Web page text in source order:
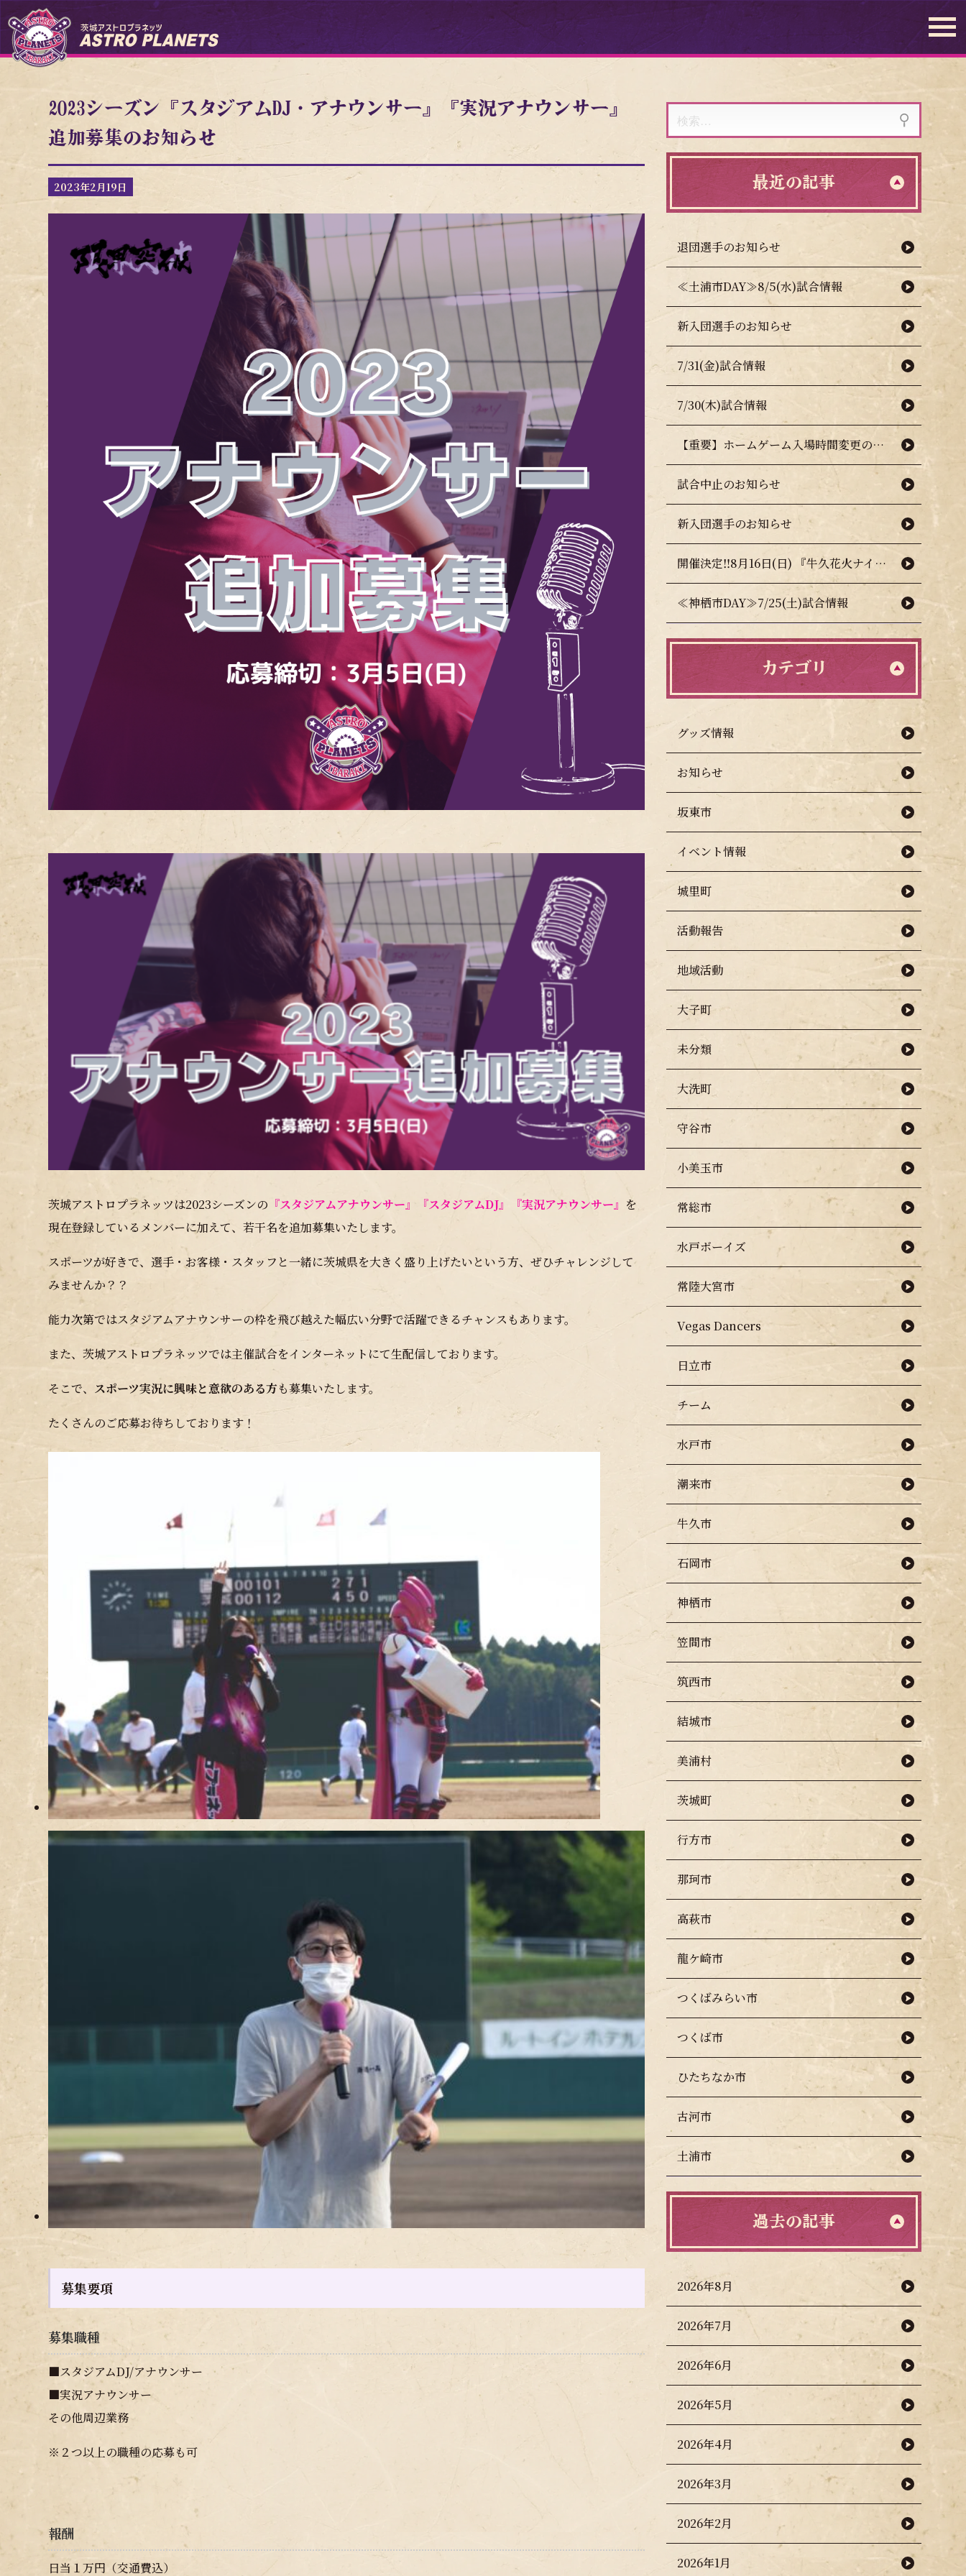
2023シーズン『スタジアムDJ・アナウンサー』『実況アナウンサー』
追加募集のお知らせ
2023年2月19日
茨城アストロプラネッツは2023シーズンの 『スタジアムアナウンサー』『スタジアムDJ』『実況アナウンサー』 を
現在登録しているメンバーに加えて、若干名を追加募集いたします。
スポーツが好きで、選手・お客様・スタッフと一緒に茨城県を大きく盛り上げたいという方、ぜひチャレンジして
みませんか？？
能力次第ではスタジアムアナウンサーの枠を飛び越えた幅広い分野で活躍できるチャンスもあります。
また、茨城アストロプラネッツでは主催試合をインターネットにて生配信しております。
そこで、 スポーツ実況に興味と意欲のある方も募集いたします。
たくさんのご応募お待ちしております！
募集要項
募集職種
■スタジアムDJ/アナウンサー
■実況アナウンサー
その他周辺業務
※２つ以上の職種の応募も可
報酬
日当１万円（交通費込）
索:
最近の記事
退団選手のお知らせ
≪土浦市DAY≫8/5(水)試合情報
新入団選手のお知らせ
7/31(金)試合情報
7/30(木)試合情報
【重要】ホームゲーム入場時間変更のお知らせ（熱中症対策について）
試合中止のお知らせ
新入団選手のお知らせ
開催決定‼8月16日(日) 『牛久花火ナイター』🎇🧨
≪神栖市DAY≫7/25(土)試合情報
カテゴリ
グッズ情報
お知らせ
坂東市
イベント情報
城里町
活動報告
地域活動
大子町
未分類
大洗町
守谷市
小美玉市
常総市
水戸ボーイズ
常陸大宮市
Vegas Dancers
日立市
チーム
水戸市
潮来市
牛久市
石岡市
神栖市
笠間市
筑西市
結城市
美浦村
茨城町
行方市
那珂市
高萩市
龍ケ崎市
つくばみらい市
つくば市
ひたちなか市
古河市
土浦市
過去の記事
2026年8月
2026年7月
2026年6月
2026年5月
2026年4月
2026年3月
2026年2月
2026年1月